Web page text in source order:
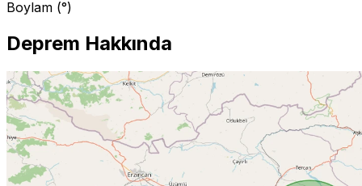
Boylam (°)
Deprem Hakkında